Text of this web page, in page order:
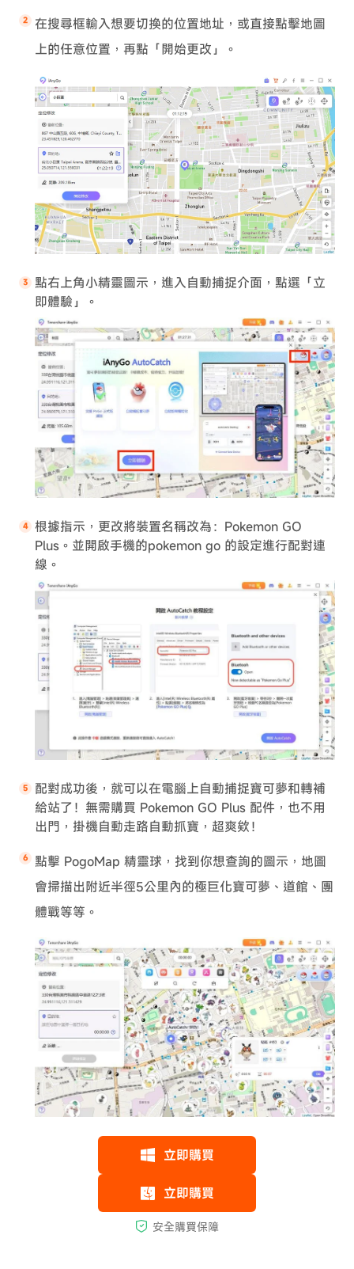
在搜尋框輸入想要切換的位置地址，或直接點擊地圖
上的任意位置，再點「開始更改」。
點右上角小精靈圖示，進入自動捕捉介面，點選「立
即體驗」。
根據指示，更改將裝置名稱改為：Pokemon GO
Plus。並開啟手機的pokemon go 的設定進行配對連
線。
配對成功後，就可以在電腦上自動捕捉寶可夢和轉補
給站了！無需購買 Pokemon GO Plus 配件，也不用
出門，掛機自動走路自動抓寶，超爽欸！
點擊 PogoMap 精靈球，找到你想查詢的圖示，地圖
會掃描出附近半徑5公里內的極巨化寶可夢、道館、團
體戰等等。